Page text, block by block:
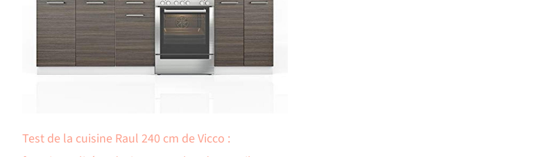
Test de la cuisine Raul 240 cm de Vicco :